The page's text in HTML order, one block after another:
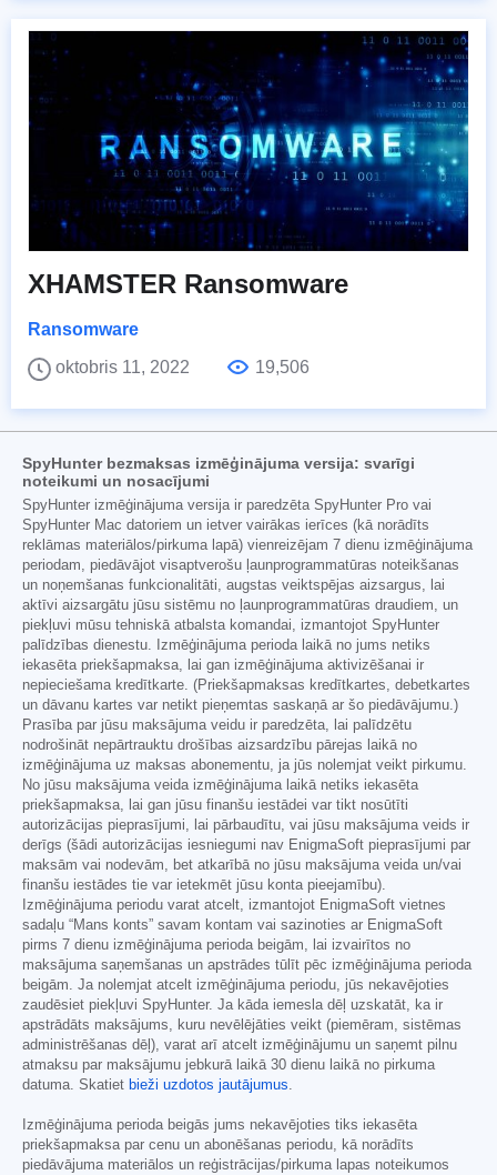
XHAMSTER Ransomware
Ransomware
oktobris 11, 2022
19,506
SpyHunter bezmaksas izmēģinājuma versija: svarīgi
noteikumi un nosacījumi
SpyHunter izmēģinājuma versija ir paredzēta SpyHunter Pro vai
SpyHunter Mac datoriem un ietver vairākas ierīces (kā norādīts
reklāmas materiālos/pirkuma lapā) vienreizējam 7 dienu izmēģinājuma
periodam, piedāvājot visaptverošu ļaunprogrammatūras noteikšanas
un noņemšanas funkcionalitāti, augstas veiktspējas aizsargus, lai
aktīvi aizsargātu jūsu sistēmu no ļaunprogrammatūras draudiem, un
piekļuvi mūsu tehniskā atbalsta komandai, izmantojot SpyHunter
palīdzības dienestu. Izmēģinājuma perioda laikā no jums netiks
iekasēta priekšapmaksa, lai gan izmēģinājuma aktivizēšanai ir
nepieciešama kredītkarte. (Priekšapmaksas kredītkartes, debetkartes
un dāvanu kartes var netikt pieņemtas saskaņā ar šo piedāvājumu.)
Prasība par jūsu maksājuma veidu ir paredzēta, lai palīdzētu
nodrošināt nepārtrauktu drošības aizsardzību pārejas laikā no
izmēģinājuma uz maksas abonementu, ja jūs nolemjat veikt pirkumu.
No jūsu maksājuma veida izmēģinājuma laikā netiks iekasēta
priekšapmaksa, lai gan jūsu finanšu iestādei var tikt nosūtīti
autorizācijas pieprasījumi, lai pārbaudītu, vai jūsu maksājuma veids ir
derīgs (šādi autorizācijas iesniegumi nav EnigmaSoft pieprasījumi par
maksām vai nodevām, bet atkarībā no jūsu maksājuma veida un/vai
finanšu iestādes tie var ietekmēt jūsu konta pieejamību).
Izmēģinājuma periodu varat atcelt, izmantojot EnigmaSoft vietnes
sadaļu “Mans konts” savam kontam vai sazinoties ar EnigmaSoft
pirms 7 dienu izmēģinājuma perioda beigām, lai izvairītos no
maksājuma saņemšanas un apstrādes tūlīt pēc izmēģinājuma perioda
beigām. Ja nolemjat atcelt izmēģinājuma periodu, jūs nekavējoties
zaudēsiet piekļuvi SpyHunter. Ja kāda iemesla dēļ uzskatāt, ka ir
apstrādāts maksājums, kuru nevēlējāties veikt (piemēram, sistēmas
administrēšanas dēļ), varat arī atcelt izmēģinājumu un saņemt pilnu
atmaksu par maksājumu jebkurā laikā 30 dienu laikā no pirkuma
datuma. Skatiet bieži uzdotos jautājumus.
Izmēģinājuma perioda beigās jums nekavējoties tiks iekasēta
priekšapmaksa par cenu un abonēšanas periodu, kā norādīts
piedāvājuma materiālos un reģistrācijas/pirkuma lapas noteikumos